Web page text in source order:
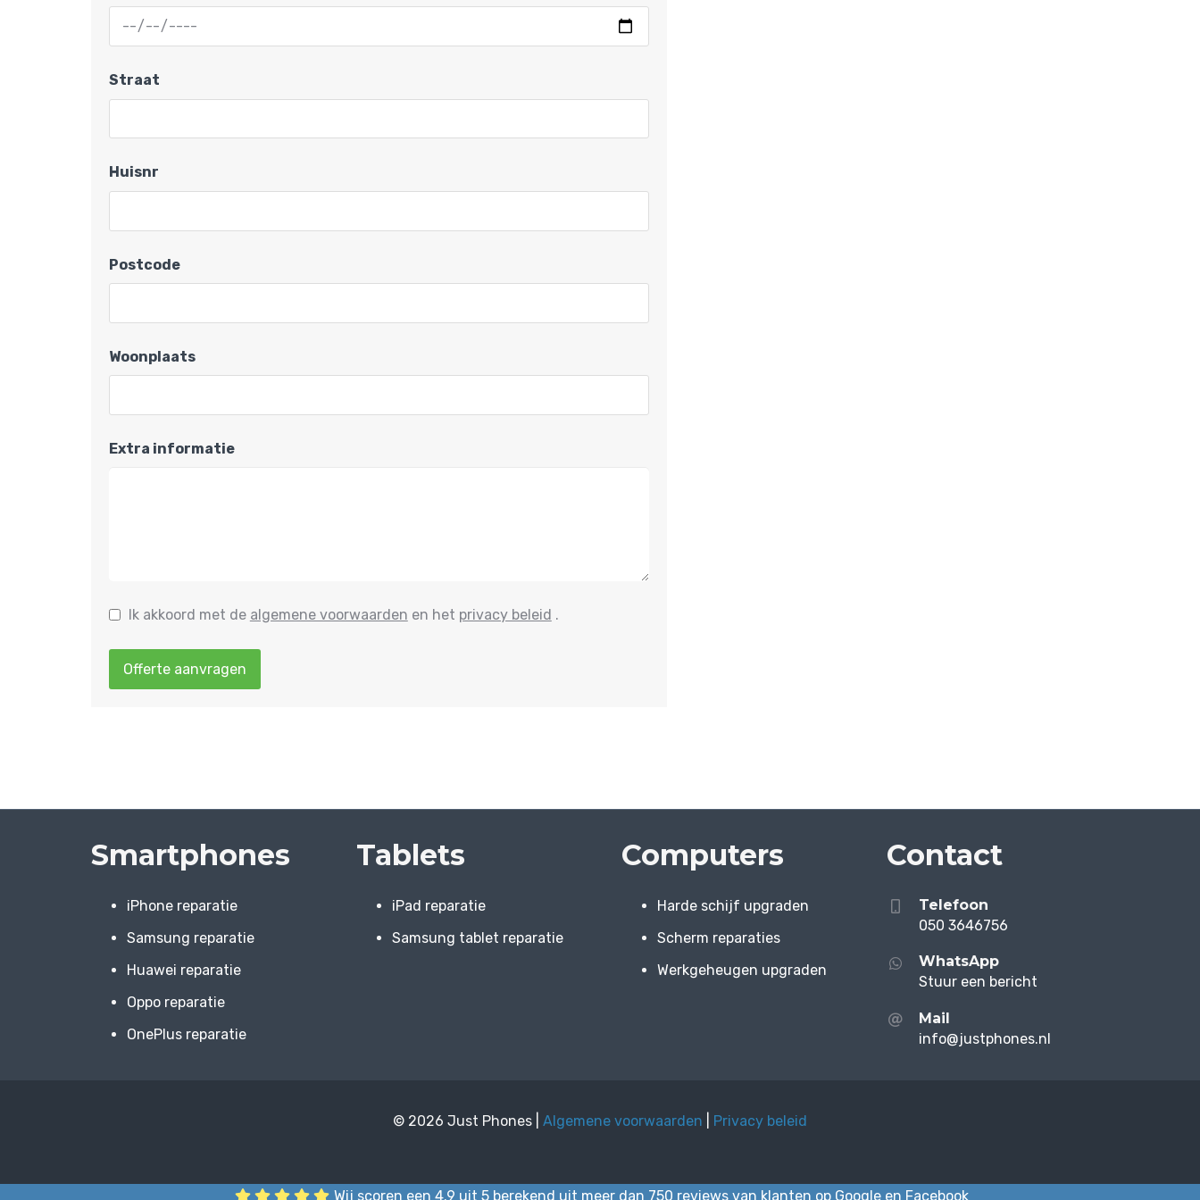
Straat
Huisnr
Postcode
Woonplaats
Extra informatie
Ik akkoord met de algemene voorwaarden en het privacy beleid .
Smartphones
iPhone reparatie
Samsung reparatie
Huawei reparatie
Oppo reparatie
OnePlus reparatie
Tablets
iPad reparatie
Samsung tablet reparatie
Computers
Harde schijf upgraden
Scherm reparaties
Werkgeheugen upgraden
Contact
Telefoon
050 3646756
WhatsApp
Stuur een bericht
Mail
info@justphones.nl
© 2026 Just Phones | Algemene voorwaarden Privacy beleid
Wij scoren een 4.9 uit 5 berekend uit meer dan 750 reviews van klanten op Googleen Facebook